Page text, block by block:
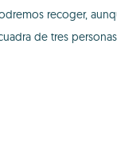
recoger,
de tres